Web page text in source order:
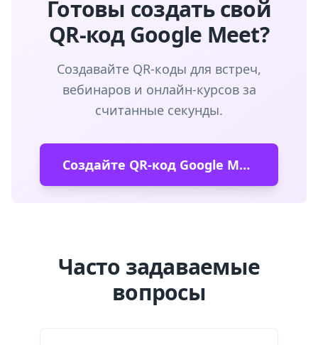
Готовы создать свой
QR-код Google Meet?
Создавайте QR-коды для встреч,
вебинаров и онлайн-курсов за
считанные секунды.
Создайте QR-код Google Meet
Часто задаваемые
вопросы